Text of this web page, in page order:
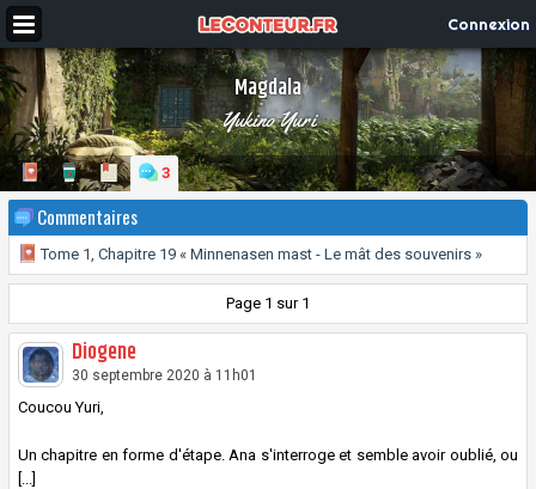
Connexion
Magdala
Yukino Yuri
3
Commentaires
Tome 1, Chapitre 19 « Minnenasen mast - Le mât des souvenirs »
Page 1 sur 1
Diogene
30 septembre 2020 à 11h01
Coucou Yuri,
Un chapitre en forme d'étape. Ana s'interroge et semble avoir oublié, ou
[...]